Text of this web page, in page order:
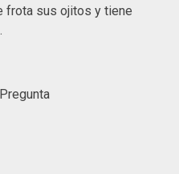
frota sus ojitos y tiene